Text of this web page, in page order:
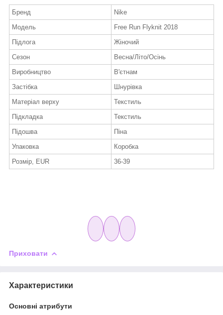
Бренд
Nike
Модель
Free Run Flyknit 2018
Підлога
Жіночий
Сезон
Весна/Літо/Осінь
Виробництво
В'єтнам
Застібка
Шнурівка
Матеріал верху
Текстиль
Підкладка
Текстиль
Підошва
Піна
Упаковка
Коробка
Розмір, EUR
36-39
Приховати
Характеристики
Основні атрибути